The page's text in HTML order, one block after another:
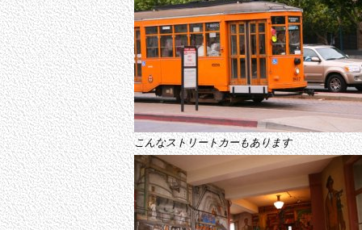
こんなストリートカーもあります